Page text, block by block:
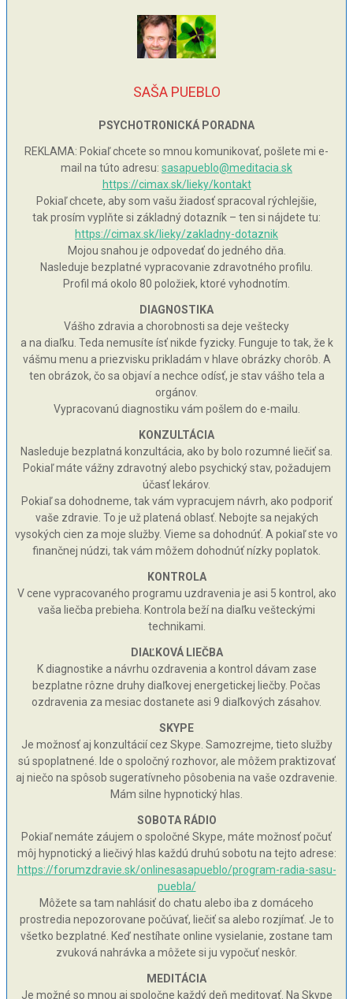
SAŠA PUEBLO
PSYCHOTRONICKÁ PORADNA
REKLAMA: Pokiaľ chcete so mnou komunikovať, pošlete mi e-
mail na túto adresu: sasapueblo@meditacia.sk
https://cimax.sk/lieky/kontakt
Pokiaľ chcete, aby som vašu žiadosť spracoval rýchlejšie,
tak prosím vyplňte si základný dotazník – ten si nájdete tu:
https://cimax.sk/lieky/zakladny-dotaznik
Mojou snahou je odpovedať do jedného dňa.
Nasleduje bezplatné vypracovanie zdravotného profilu.
Profil má okolo 80 položiek, ktoré vyhodnotím.
DIAGNOSTIKA
Vášho zdravia a chorobnosti sa deje veštecky
a na diaľku. Teda nemusíte ísť nikde fyzicky. Funguje to tak, že k
vášmu menu a priezvisku prikladám v hlave obrázky chorôb. A
ten obrázok, čo sa objaví a nechce odísť, je stav vášho tela a
orgánov.
Vypracovanú diagnostiku vám pošlem do e-mailu.
KONZULTÁCIA
Nasleduje bezplatná konzultácia, ako by bolo rozumné liečiť sa.
Pokiaľ máte vážny zdravotný alebo psychický stav, požadujem
účasť lekárov.
Pokiaľ sa dohodneme, tak vám vypracujem návrh, ako podporiť
vaše zdravie. To je už platená oblasť. Nebojte sa nejakých
vysokých cien za moje služby. Vieme sa dohodnúť. A pokiaľ ste vo
finančnej núdzi, tak vám môžem dohodnúť nízky poplatok.
KONTROLA
V cene vypracovaného programu uzdravenia je asi 5 kontrol, ako
vaša liečba prebieha. Kontrola beží na diaľku vešteckými
technikami.
DIAĽKOVÁ LIEČBA
K diagnostike a návrhu ozdravenia a kontrol dávam zase
bezplatne rôzne druhy diaľkovej energetickej liečby. Počas
ozdravenia za mesiac dostanete asi 9 diaľkových zásahov.
SKYPE
Je možnosť aj konzultácií cez Skype. Samozrejme, tieto služby
sú spoplatnené. Ide o spoločný rozhovor, ale môžem praktizovať
aj niečo na spôsob sugeratívneho pôsobenia na vaše ozdravenie.
Mám silne hypnotický hlas.
SOBOTA RÁDIO
Pokiaľ nemáte záujem o spoločné Skype, máte možnosť počuť
môj hypnotický a liečivý hlas každú druhú sobotu na tejto adrese:
https://forumzdravie.sk/onlinesasapueblo/program-radia-sasu-
puebla/
Môžete sa tam nahlásiť do chatu alebo iba z domáceho
prostredia nepozorovane počúvať, liečiť sa alebo rozjímať. Je to
všetko bezplatné. Keď nestíhate online vysielanie, zostane tam
zvuková nahrávka a môžete si ju vypočuť neskôr.
MEDITÁCIA
Je možné so mnou aj spoločne každý deň meditovať. Na Skype